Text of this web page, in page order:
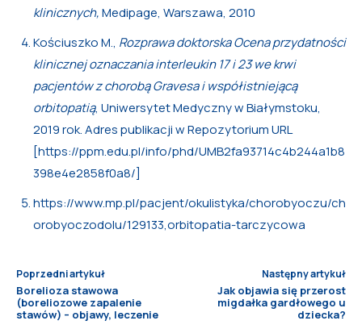
klinicznych,Medipage, Warszawa, 2010
Kościuszko M., Rozprawa doktorska Ocena przydatności
klinicznej oznaczania interleukin 17 i 23 we krwi
pacjentów z chorobą Gravesa i współistniejącą
orbitopatią, Uniwersytet Medyczny w Białymstoku,
2019 rok. Adres publikacji w Repozytorium URL
[https://ppm.edu.pl/info/phd/UMB2fa93714c4b244a1b8
398e4e2858f0a8/]
https://www.mp.pl/pacjent/okulistyka/chorobyoczu/ch
orobyoczodolu/129133,orbitopatia-tarczycowa
Poprzedni artykuł
Borelioza stawowa
(boreliozowe zapalenie
stawów) – objawy, leczenie
Następny artykuł
Jak objawia się przerost
migdałka gardłowego u
dziecka?